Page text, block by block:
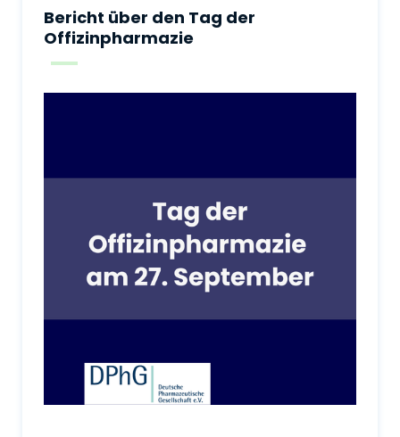
Bericht über den Tag der
Offizinpharmazie